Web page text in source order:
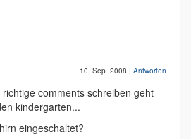
10. Sep. 2008 | Antworten
comments schreiben geht
kindergarten...
eingeschaltet?